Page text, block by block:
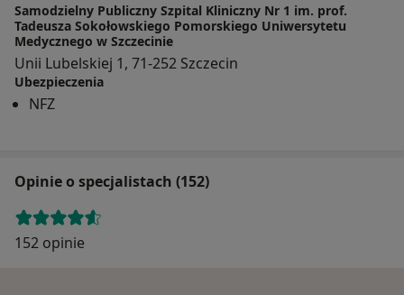
Samodzielny Publiczny Szpital Kliniczny Nr 1 im. prof.
Tadeusza Sokołowskiego Pomorskiego Uniwersytetu
Medycznego w Szczecinie
Unii Lubelskiej 1, 71-252 Szczecin
Ubezpieczenia
NFZ
Opinie o specjalistach (152)
152 opinie